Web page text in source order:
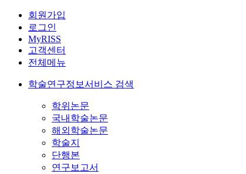
회원가입
로그인
MyRISS
고객센터
전체메뉴
학술연구정보서비스 검색
학위논문
국내학술논문
해외학술논문
학술지
단행본
연구보고서